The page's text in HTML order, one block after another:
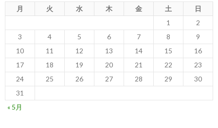
月 火 水 木 金 土
日
1
2
3
4 5 6 7 8
9
10
11 12 13 14 15
16
17
18 19 20 21 22
23
24
25 26 27 28 29
30
31
« 5月